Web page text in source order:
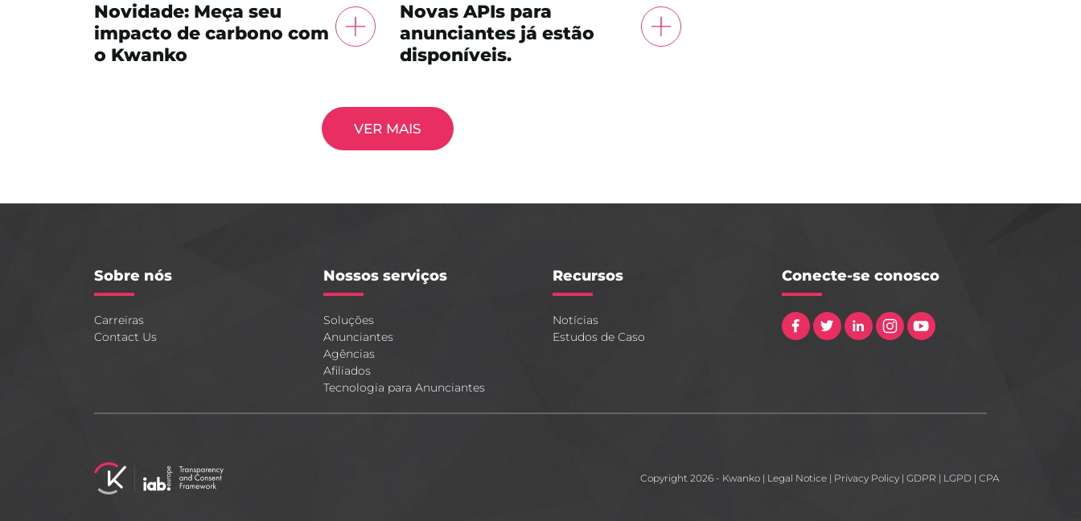
Novidade: Meça seu
impacto de carbono com
o Kwanko
Novas APIs para
anunciantes já estão
disponíveis.
VER MAIS
Sobre nós
Carreiras
Contact Us
Nossos serviços
Soluções
Anunciantes
Agências
Afiliados
Tecnologia para Anunciantes
Recursos
Notícias
Estudos de Caso
Conecte-se conosco
Copyright 2026 - Kwanko | Legal Notice | Privacy Policy | GDPR | LGPD | CPA